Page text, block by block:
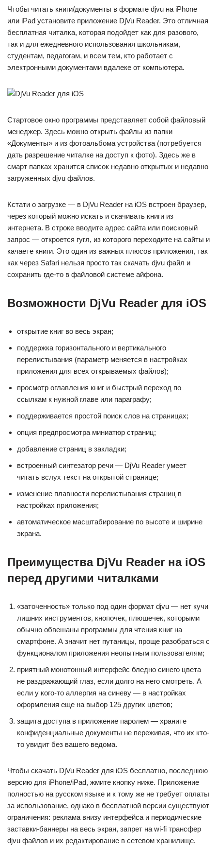
Чтобы читать книги/документы в формате djvu на iPhone
или iPad установите приложение DjVu Reader. Это отличная
бесплатная читалка, которая подойдет как для разового,
так и для ежедневного использования школьникам,
студентам, педагогам, и всем тем, кто работает с
электронными документами вдалеке от компьютера.
Стартовое окно программы представляет собой файловый
менеджер. Здесь можно открыть файлы из папки
«Документы» и из фотоальбома устройства (потребуется
дать разрешение читалке на доступ к фото). Здесь же в
смарт папках хранится список недавно открытых и недавно
загруженных djvu файлов.
Кстати о загрузке — в DjVu Reader на iOS встроен браузер,
через который можно искать и скачивать книги из
интернета. В строке вводите адрес сайта или поисковый
запрос — откроется гугл, из которого переходите на сайты и
качаете книги. Это один из важных плюсов приложения, так
как через Safari нельзя просто так скачать djvu файл и
сохранить где-то в файловой системе айфона.
Возможности DjVu Reader для iOS
открытие книг во весь экран;
поддержка горизонтального и вертикального
перелистывания (параметр меняется в настройках
приложения для всех открываемых файлов);
просмотр оглавления книг и быстрый переход по
ссылкам к нужной главе или параграфу;
поддерживается простой поиск слов на страницах;
опция предпросмотра миниатюр страниц;
добавление страниц в закладки;
встроенный синтезатор речи — DjVu Reader умеет
читать вслух текст на открытой странице;
изменение плавности перелистывания страниц в
настройках приложения;
автоматическое масштабирование по высоте и ширине
экрана.
Преимущества DjVu Reader на iOS
перед другими читалками
«заточенность» только под один формат djvu — нет кучи
лишних инструментов, кнопочек, плюшечек, которыми
обычно обвешаны программы для чтения книг на
смартфоне. А значит нет путаницы, проще разобраться с
функционалом приложения неопытным пользователям;
приятный монотонный интерфейс бледно синего цвета
не раздражающий глаз, если долго на него смотреть. А
если у кого-то аллергия на синеву — в настройках
оформления еще на выбор 125 других цветов;
защита доступа в приложение паролем — храните
конфиденциальные документы не переживая, что их кто-
то увидит без вашего ведома.
Чтобы скачать DjVu Reader для iOS бесплатно, последнюю
версию для iPhone/iPad, жмите кнопку ниже. Приложение
полностью на русском языке и к тому же не требует оплаты
за использование, однако в бесплатной версии существуют
ограничения: реклама внизу интерфейса и периодические
заставки-баннеры на весь экран, запрет на wi-fi трансфер
djvu файлов и их редактирование в сетевом хранилище.